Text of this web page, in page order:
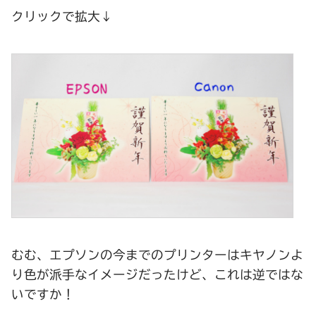
クリックで拡大↓
むむ、エプソンの今までのプリンターはキヤノンよ
り色が派手なイメージだったけど、これは逆ではな
いですか！